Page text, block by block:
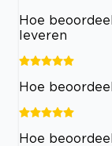
Hoe
leveren
Hoe
Hoe